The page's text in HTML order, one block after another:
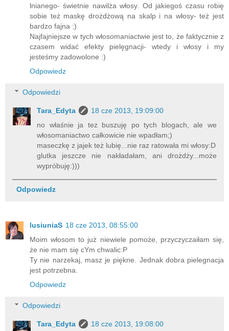
lnianego- świetnie nawilża włosy. Od jakiegoś czasu robię
sobie też maskę drożdżową na skalp i na włosy- też jest
bardzo fajna :)
Najfajniejsze w tych włosomaniactwie jest to, że faktycznie z
czasem widać efekty pielęgnacji- wtedy i włosy i my
jesteśmy zadowolone :)
Odpowiedz
Odpowiedzi
Tara_Edyta
18 cze 2013, 19:09:00
no właśnie ja tez buszuję po tych blogach, ale we
włosomaniactwo całkowicie nie wpadłam;)
maseczkę z jajek też lubię...nie raz ratowała mi włosy:D
glutka jeszcze nie nakładałam, ani drożdży...może
wypróbuję:)))
Odpowiedz
lusiuniaS 18 cze 2013, 08:55:00
Moim włosom to już niewiele pomoże, przyczyczaiłam się,
że nie mam się cYm chwalic:P
Ty nie narzekaj, masz je piękne. Jednak dobra pielegnacja
jest potrzebna.
Odpowiedz
Odpowiedzi
Tara_Edyta
18 cze 2013, 19:08:00